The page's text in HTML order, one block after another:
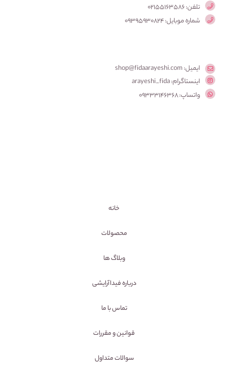
تلفن: 02155163586
شماره موبایل: 09395930824
ایمیل: shop@fidaarayeshi.com
اینستاگرام: arayeshi_fida
واتساپ: 09333146368
خانه
محصولات
وبلاگ ها
درباره فیداآرایشی
تماس با ما
قوانین و مقررات
سوالات متداول